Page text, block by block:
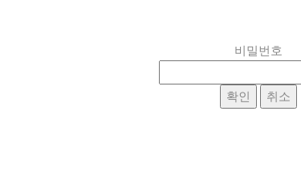
비밀번호
확인 취소